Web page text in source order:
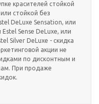
красителей стойкой
стойкой без
DeLuxe Sensation, или
Sense DeLuxe, или
Silver DeLuxe - скидка
акции не
по дисконтным и
При продаже